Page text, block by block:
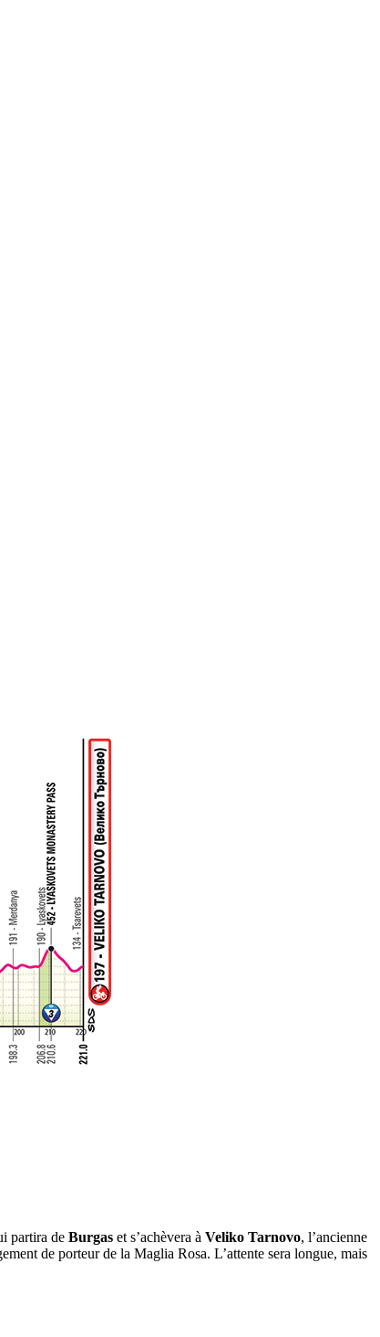
partira de Burgas et s’achèvera à Veliko Tarnovo, l’ancienne
de porteur de la Maglia Rosa. L’attente sera longue, mais